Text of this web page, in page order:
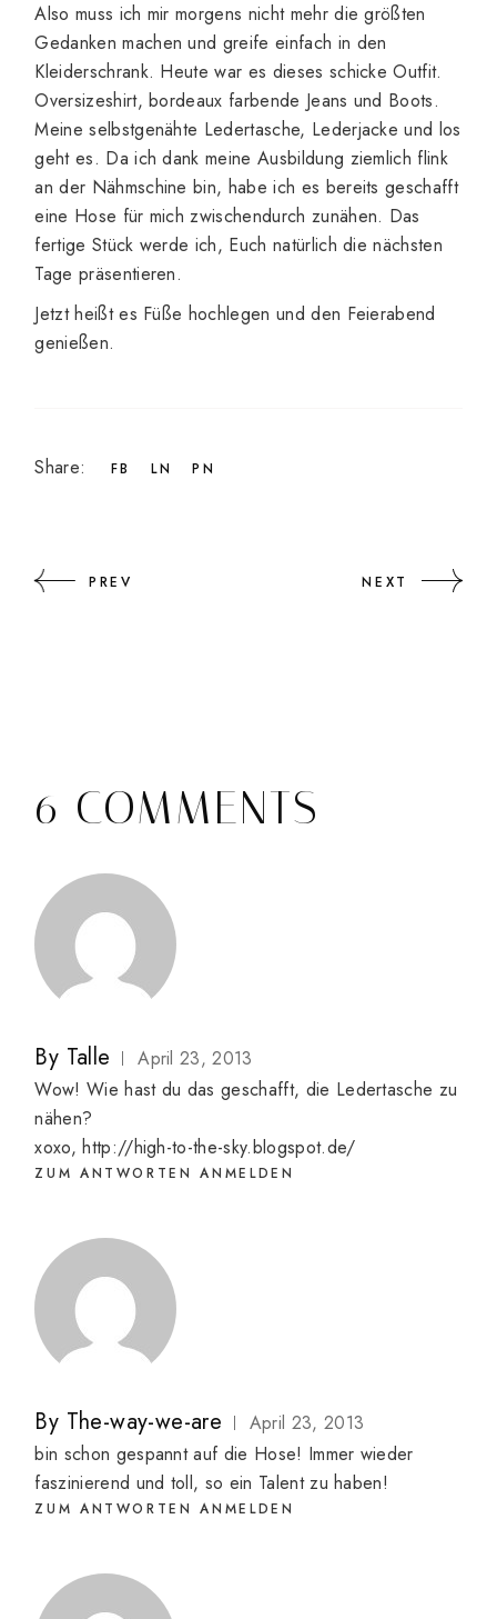
Also muss ich mir morgens nicht mehr die größten
Gedanken machen und greife einfach in den
Kleiderschrank. Heute war es dieses schicke Outfit.
Oversizeshirt, bordeaux farbende Jeans und Boots.
Meine selbstgenähte Ledertasche, Lederjacke und los
geht es. Da ich dank meine Ausbildung ziemlich flink
an der Nähmschine bin, habe ich es bereits geschafft
eine Hose für mich zwischendurch zunähen. Das
fertige Stück werde ich, Euch natürlich die nächsten
Tage präsentieren.
Jetzt heißt es Füße hochlegen und den Feierabend
genießen.
Share: FB LN PN
PREV NEXT
6 COMMENTS
By Talle
April 23, 2013
Wow! Wie hast du das geschafft, die Ledertasche zu
nähen?
xoxo,http://high-to-the-sky.blogspot.de/
ZUM ANTWORTEN ANMELDEN
By The-way-we-are
April 23, 2013
bin schon gespannt auf die Hose! Immer wieder
faszinierend und toll, so ein Talent zu haben!
ZUM ANTWORTEN ANMELDEN